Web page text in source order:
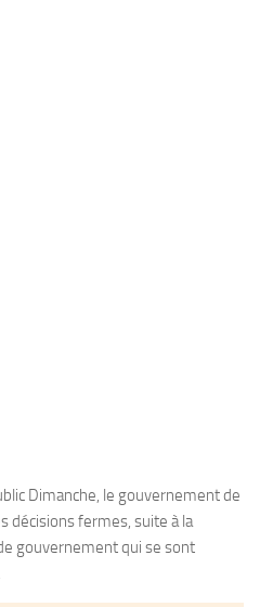
Dimanche, le gouvernement de
décisions fermes, suite à la
gouvernement qui se sont